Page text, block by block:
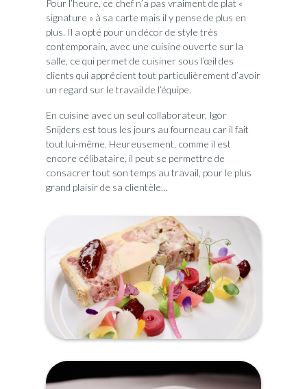
Pour l’heure, ce chef n’a pas vraiment de plat «
signature » à sa carte mais il y pense de plus en
plus. Il a opté pour un décor de style très
contemporain, avec une cuisine ouverte sur la
salle, ce qui permet de cuisiner sous l’œil des
clients qui apprécient tout particulièrement d’avoir
un regard sur le travail de l’équipe.
En cuisine avec un seul collaborateur, Igor
Snijders est tous les jours au fourneau car il fait
tout lui-même. Heureusement, comme il est
encore célibataire, il peut se permettre de
consacrer tout son temps au travail, pour le plus
grand plaisir de sa clientèle…